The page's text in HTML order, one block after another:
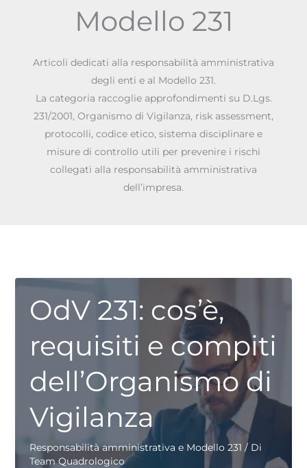
Modello 231
Articoli dedicati alla responsabilità amministrativa
degli enti e al Modello 231.
La categoria raccoglie approfondimenti su D.Lgs.
231/2001, Organismo di Vigilanza, risk assessment,
protocolli, codice etico, sistema disciplinare e
misure di controllo utili per prevenire i rischi
collegati alla responsabilità amministrativa
dell’impresa.
OdV 231: cos’è,
requisiti e compiti
dell’Organismo di
Vigilanza
Responsabilità amministrativa e Modello 231 / Di
Team Quadrologico